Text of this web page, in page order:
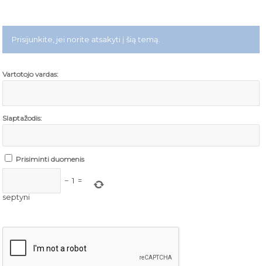
Prisijunkite, jei norite atsakyti į šią temą.
Vartotojo vardas:
Slaptažodis:
Prisiminti duomenis
− 1 =
septyni